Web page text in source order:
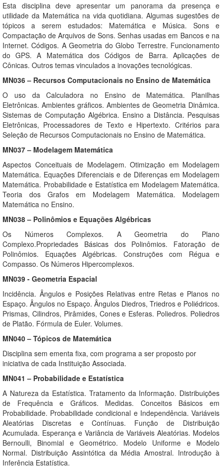
Esta disciplina deve apresentar um panorama da presença e
utilidade da Matemática na vida quotidiana. Algumas sugestões de
tópicos a serem estudados: Matemática e Música. Sons e
Compactação de Arquivos de Sons. Senhas usadas em Bancos e na
Internet. Códigos. A Geometria do Globo Terrestre. Funcionamento
do GPS. A Matemática dos Códigos de Barra. Aplicações de
Cônicas. Outros temas vinculados a inovações tecnológicas.
MN036 – Recursos Computacionais no Ensino de Matemática
O uso da Calculadora no Ensino de Matemática. Planilhas
Eletrônicas. Ambientes gráficos. Ambientes de Geometria Dinâmica.
Sistemas de Computação Algébrica. Ensino a Distância. Pesquisas
Eletrônicas, Processadores de Texto e Hipertexto. Critérios para
Seleção de Recursos Computacionais no Ensino de Matemática.
MN037 – Modelagem Matemática
Aspectos Conceituais de Modelagem. Otimização em Modelagem
Matemática. Equações Diferenciais e de Diferenças em Modelagem
Matemática. Probabilidade e Estatística em Modelagem Matemática.
Teoria dos Grafos em Modelagem Matemática. Modelagem
Matemática no Ensino.
MN038 – Polinômios e Equações Algébricas
Os Números Complexos. A Geometria do Plano
Complexo.Propriedades Básicas dos Polinômios. Fatoração de
Polinômios. Equações Algébricas. Construções com Régua e
Compasso. Os Números Hipercomplexos.
MN039 - Geometria Espacial
Incidência. Ângulos e Posições Relativas entre Retas e Planos no
Espaço. Ângulos no Espaço. Ângulos Diedros, Triedros e Poliédricos.
Prismas, Cilindros, Pirâmides, Cones e Esferas. Poliedros. Poliedros
de Platão. Fórmula de Euler. Volumes.
MN040 – Tópicos de Matemática
Disciplina sem ementa fixa, com programa a ser proposto por
iniciativa de cada Instituição Associada.
MN041 – Probabilidade e Estatística
A Natureza da Estatística. Tratamento da Informação. Distribuições
de Frequência e Gráficos. Medidas. Conceitos Básicos em
Probabilidade. Probabilidade condicional e Independência. Variáveis
Aleatórias Discretas e Contínuas. Função de Distribuição
Acumulada. Esperança e Variância de Variáveis Aleatórias. Modelos
Bernoulli, Binomial e Geométrico. Modelo Uniforme e Modelo
Normal. Distribuição Assintótica da Média Amostral. Introdução à
Inferência Estatística.